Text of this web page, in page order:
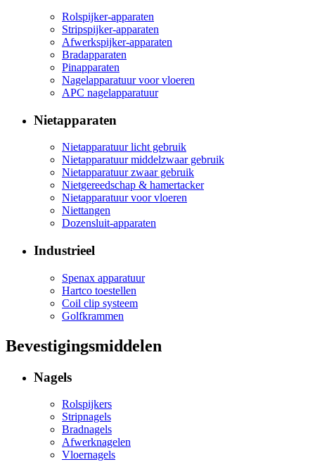
Rolspijker-apparaten
Stripspijker-apparaten
Afwerkspijker-apparaten
Bradapparaten
Pinapparaten
Nagelapparatuur voor vloeren
APC nagelapparatuur
Nietapparaten
Nietapparatuur licht gebruik
Nietapparatuur middelzwaar gebruik
Nietapparatuur zwaar gebruik
Nietgereedschap & hamertacker
Nietapparatuur voor vloeren
Niettangen
Dozensluit-apparaten
Industrieel
Spenax apparatuur
Hartco toestellen
Coil clip systeem
Golfkrammen
Bevestigingsmiddelen
Nagels
Rolspijkers
Stripnagels
Bradnagels
Afwerknagelen
Vloernagels